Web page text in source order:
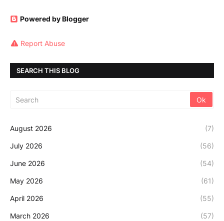
Powered by Blogger
Report Abuse
SEARCH THIS BLOG
August 2026 (7)
July 2026 (56)
June 2026 (54)
May 2026 (61)
April 2026 (55)
March 2026 (57)